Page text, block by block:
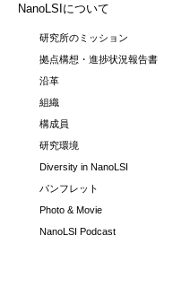
NanoLSIについて
研究所のミッション
拠点構想・進捗状況報告書
沿革
組織
構成員
研究環境
Diversity in NanoLSI
パンフレット
Photo & Movie
NanoLSI Podcast